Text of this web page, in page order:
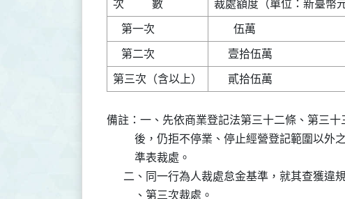
備註：一、先依商業登記法第三十二條、第三
後，仍拒不停業、停止經營登記範圍以
          準表裁處。
二、同一行為人裁處怠金基準，就其查獲
          、第三次裁處。